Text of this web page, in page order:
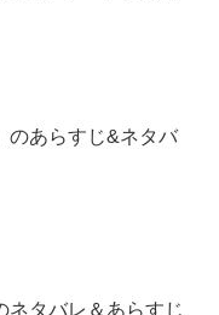
のあらすじ&ネタバ
ネタバレ＆あらすじ